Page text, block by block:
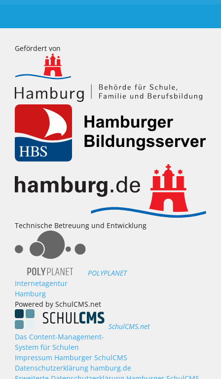
Gefördert von
Technische Betreuung und Entwicklung
POLYPLANET
Internetagentur
Hamburg
Powered by SchulCMS.net
SchulCMS.net
Das Content-Management-
System für Schulen
Impressum Hamburger SchulCMS
Datenschutzerklärung hamburg.de